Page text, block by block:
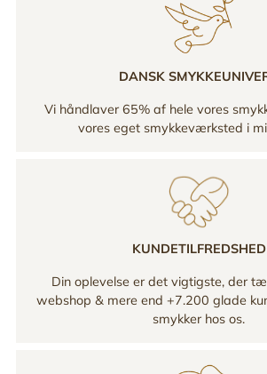
DANSK
Vi håndlaver 65% af hele vores
vores eget smykkeværksted i
KUNDETILFREDSHED
Din oplevelse er det vigtigste, der
webshop & mere end +7.200 glade
smykker hos os.